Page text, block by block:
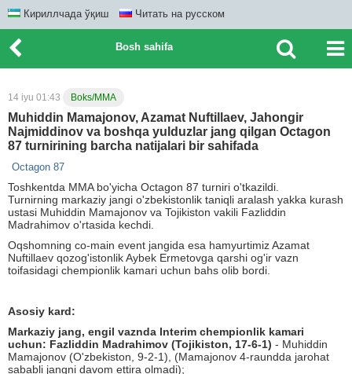
Кириллчада ўқиш Читать на русском
Bosh sahifa
14 iyu 01:43 Boks/MMA
Muhiddin Mamajonov, Azamat Nuftillaev, Jahongir
Najmiddinov va boshqa yulduzlar jang qilgan Octagon
87 turnirining barcha natijalari bir sahifada
Octagon 87
Toshkentda MMA bo'yicha Octagon 87 turniri o'tkazildi.
Turnirning markaziy jangi o'zbekistonlik taniqli aralash yakka kurash
ustasi Muhiddin Mamajonov va Tojikiston vakili Fazliddin
Madrahimov o'rtasida kechdi.
Oqshomning co-main event jangida esa hamyurtimiz Azamat
Nuftillaev qozog'istonlik Aybek Ermetovga qarshi og'ir vazn
toifasidagi chempionlik kamari uchun bahs olib bordi.
Asosiy kard:
Markaziy jang, engil vaznda Interim chempionlik kamari
uchun: Fazliddin Madrahimov (Tojikiston, 17-6-1) - Muhiddin
Mamajonov (O'zbekiston, 9-2-1), (Mamajonov 4-raundda jarohat
sababli jangni davom ettira olmadi);